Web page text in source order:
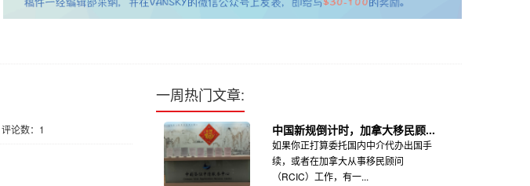
评论数：1
一周热门文章:
中国新规倒计时，加拿大移民顾...
如果你正打算委托国内中介代办出国手
续，或者在加拿大从事移民顾问
（RCIC）工作，有一...